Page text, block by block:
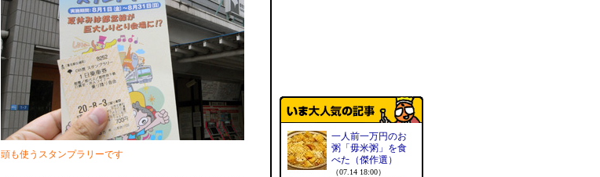
頭も使うスタンプラリーです
一人前一万円のお
粥「毋米粥」を食
べた（傑作選）
（07.14 18:00）